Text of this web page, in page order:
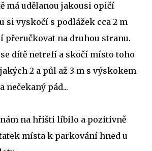
má udělanou jakousi opičí
si vyskočí s podlážek cca 2 m
přeručkovat na druhou stranu.
dítě netrefí a skočí místo toho
2 a půl až 3 m s výskokem
nečekaný pád...
nám na hřišti líbilo a pozitivně
místa k parkování hned u